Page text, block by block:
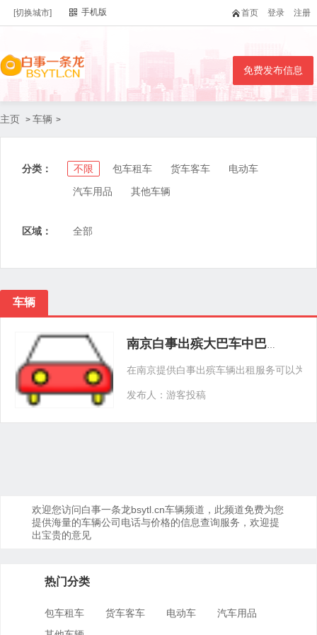
[切换城市] 手机版 首页 登录 注册
免费发布信息
主页 > 车辆 >
分类： 不限 包车租车 货车客车
电动车
汽车用品
其他车辆
区域： 全部
车辆
南京白事出殡大巴车中巴车商务车轿车出租租用
在南京提供白事出殡车辆出租服务可以为
发布人：游客投稿
欢迎您访问白事一条龙bsytl.cn车辆频道，此频道免费为您
提供海量的车辆公司电话与价格的信息查询服务，欢迎提
出宝贵的意见
热门分类
包车租车 货车客车 电动车
汽车用品